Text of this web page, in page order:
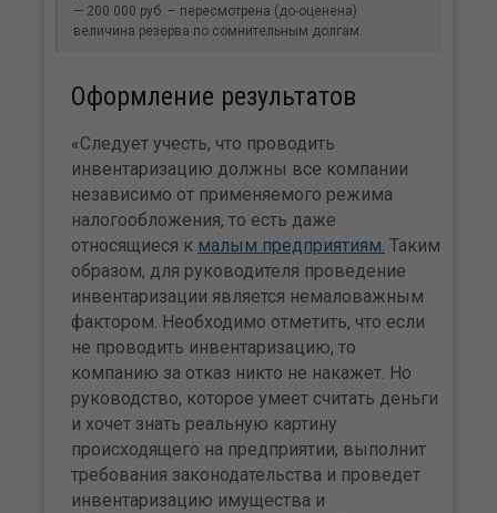
— 200 000 руб. – пересмотрена (до-оценена)
величина резерва по сомнительным долгам.
Оформление результатов
«Следует учесть, что проводить
инвентаризацию должны все компании
независимо от применяемого режима
налогообложения, то есть даже
относящиеся к малым предприятиям. Таким
образом, для руководителя проведение
инвентаризации является немаловажным
фактором. Необходимо отметить, что если
не проводить инвентаризацию, то
компанию за отказ никто не накажет. Но
руководство, которое умеет считать деньги
и хочет знать реальную картину
происходящего на предприятии, выполнит
требования законодательства и проведет
инвентаризацию имущества и